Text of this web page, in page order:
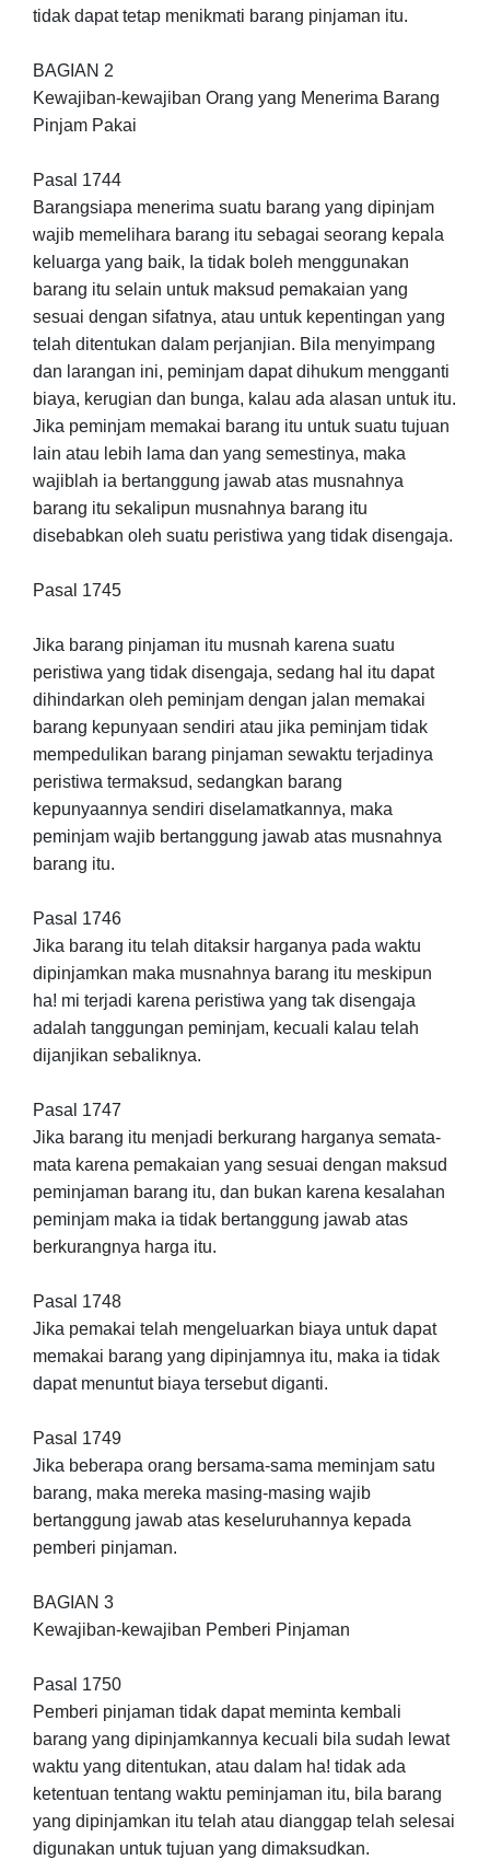
tidak dapat tetap menikmati barang pinjaman itu.
BAGIAN 2
Kewajiban-kewajiban Orang yang Menerima Barang
Pinjam Pakai
Pasal 1744
Barangsiapa menerima suatu barang yang dipinjam
wajib memelihara barang itu sebagai seorang kepala
keluarga yang baik, Ia tidak boleh menggunakan
barang itu selain untuk maksud pemakaian yang
sesuai dengan sifatnya, atau untuk kepentingan yang
telah ditentukan dalam perjanjian. Bila menyimpang
dan larangan ini, peminjam dapat dihukum mengganti
biaya, kerugian dan bunga, kalau ada alasan untuk itu.
Jika peminjam memakai barang itu untuk suatu tujuan
lain atau lebih lama dan yang semestinya, maka
wajiblah ia bertanggung jawab atas musnahnya
barang itu sekalipun musnahnya barang itu
disebabkan oleh suatu peristiwa yang tidak disengaja.
Pasal 1745
Jika barang pinjaman itu musnah karena suatu
peristiwa yang tidak disengaja, sedang hal itu dapat
dihindarkan oleh peminjam dengan jalan memakai
barang kepunyaan sendiri atau jika peminjam tidak
mempedulikan barang pinjaman sewaktu terjadinya
peristiwa termaksud, sedangkan barang
kepunyaannya sendiri diselamatkannya, maka
peminjam wajib bertanggung jawab atas musnahnya
barang itu.
Pasal 1746
Jika barang itu telah ditaksir harganya pada waktu
dipinjamkan maka musnahnya barang itu meskipun
ha! mi terjadi karena peristiwa yang tak disengaja
adalah tanggungan peminjam, kecuali kalau telah
dijanjikan sebaliknya.
Pasal 1747
Jika barang itu menjadi berkurang harganya semata-
mata karena pemakaian yang sesuai dengan maksud
peminjaman barang itu, dan bukan karena kesalahan
peminjam maka ia tidak bertanggung jawab atas
berkurangnya harga itu.
Pasal 1748
Jika pemakai telah mengeluarkan biaya untuk dapat
memakai barang yang dipinjamnya itu, maka ia tidak
dapat menuntut biaya tersebut diganti.
Pasal 1749
Jika beberapa orang bersama-sama meminjam satu
barang, maka mereka masing-masing wajib
bertanggung jawab atas keseluruhannya kepada
pemberi pinjaman.
BAGIAN 3
Kewajiban-kewajiban Pemberi Pinjaman
Pasal 1750
Pemberi pinjaman tidak dapat meminta kembali
barang yang dipinjamkannya kecuali bila sudah lewat
waktu yang ditentukan, atau dalam ha! tidak ada
ketentuan tentang waktu peminjaman itu, bila barang
yang dipinjamkan itu telah atau dianggap telah selesai
digunakan untuk tujuan yang dimaksudkan.